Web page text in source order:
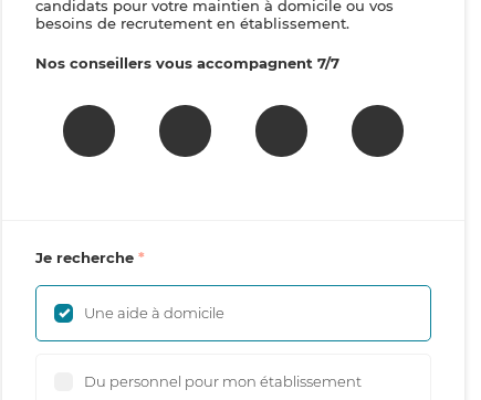
candidats pour votre maintien à domicile ou vos
besoins de recrutement en établissement.
Nos conseillers vous accompagnent 7/7
Je recherche
Une aide à domicile
Du personnel pour mon établissement